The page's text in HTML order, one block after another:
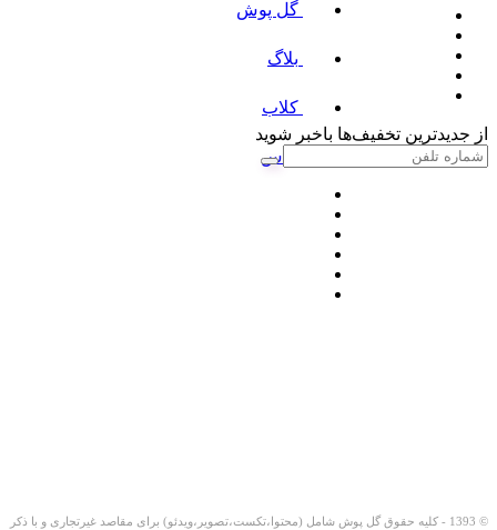
گل پوش
بلاگ
کلاب
پلاس
از جدیدترین تخفیف‌ها باخبر شوید
© 1393 - کلیه حقوق گل پوش شامل (محتوا،تکست،تصویر،ویدئو) برای مقاصد غیرتجاری و با ذکر